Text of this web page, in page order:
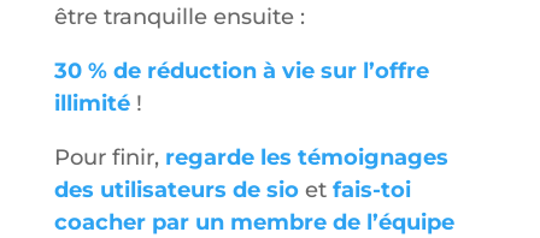
être tranquille ensuite :
30 % de réduction à vie sur l’offre
illimité!
Pour finir, regarde les témoignages
des utilisateurs de sioet fais-toi
coacher par un membre de l’équipe